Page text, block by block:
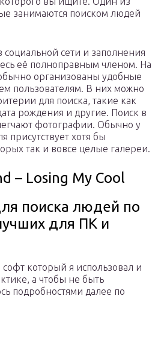
занимаются поиском людей
социальной сети и заполнения
её полноправным членом. На
организованы удобные
пользователям. В них можно
для поиска, такие как
рождения и другие. Поиск в
фотографии. Обычно у
присутствует хотя бы
так и вовсе целые галереи.
– Losing My Cool
поиска людей по
для ПК и
который я использовал и
а чтобы не быть
подробностями далее по